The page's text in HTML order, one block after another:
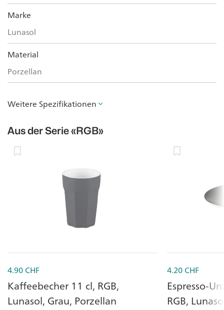
Marke
Lunasol
Material
Porzellan
Weitere Spezifikationen
Aus der Serie«RGB»
4.90CHF
Kaffeebecher 11 cl, RGB,
Lunasol, Grau, Porzellan
4.20CHF
Espresso-
RGB,